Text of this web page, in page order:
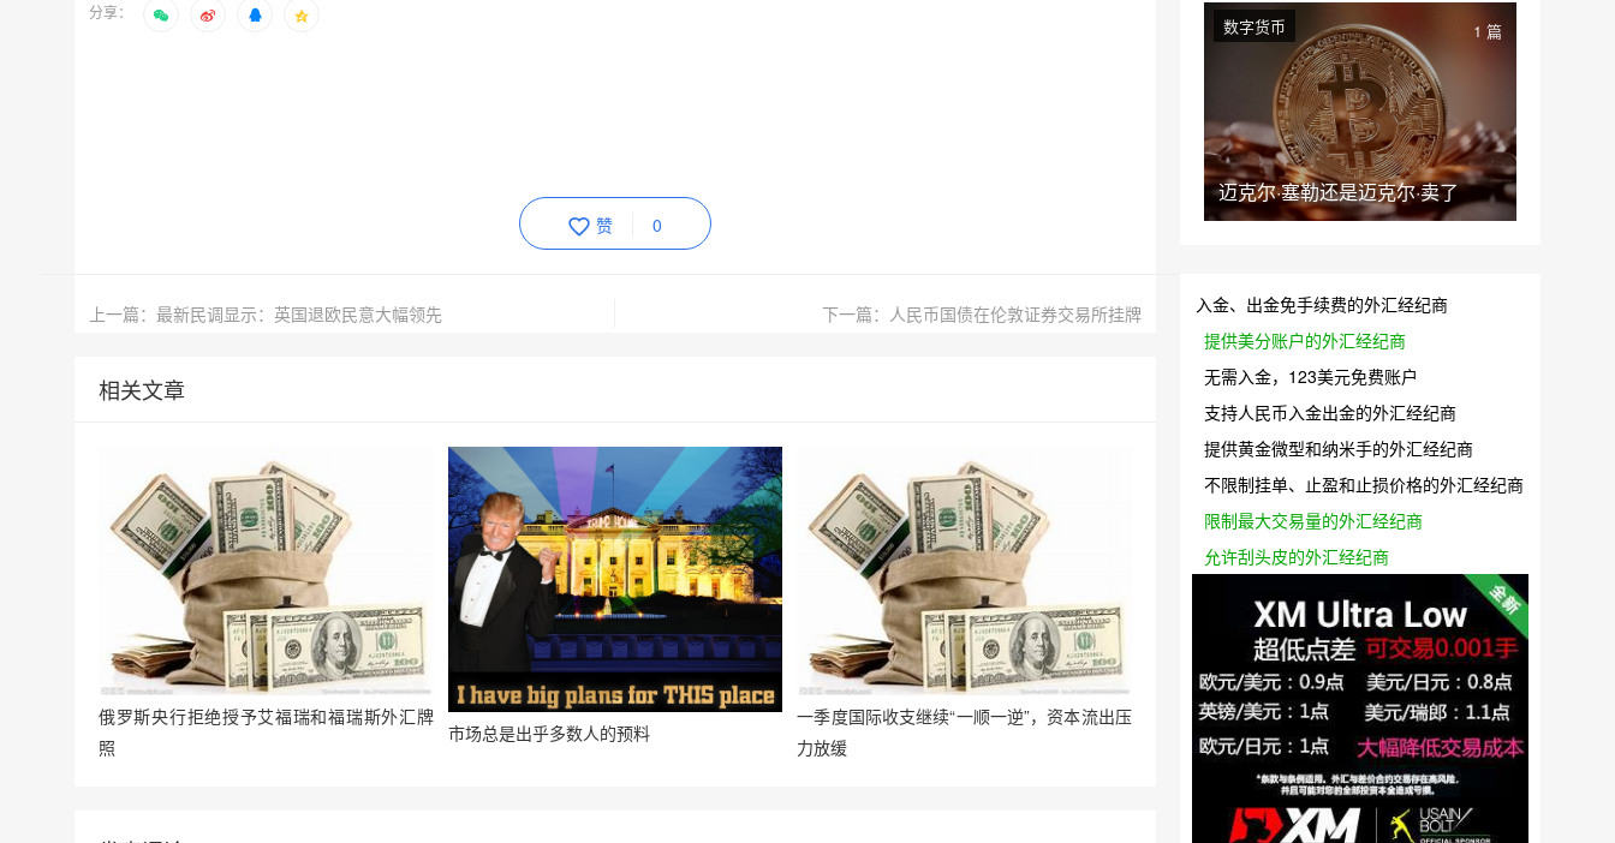
分享：
赞 0
上一篇：最新民调显示：英国退欧民意大幅领先 下一篇：人民币国债在伦敦证券交易所挂牌
相关文章
俄罗斯央行拒绝授予艾福瑞和福瑞斯外汇牌
照
市场总是出乎多数人的预料
一季度国际收支继续“一顺一逆”，资本流出压
力放缓
迈克尔·塞勒还是迈克尔·卖了
数字货币 1 篇
入金、出金免手续费的外汇经纪商
提供美分账户的外汇经纪商
无需入金，123美元免费账户
支持人民币入金出金的外汇经纪商
提供黄金微型和纳米手的外汇经纪商
不限制挂单、止盈和止损价格的外汇经纪商
限制最大交易量的外汇经纪商
允许刮头皮的外汇经纪商